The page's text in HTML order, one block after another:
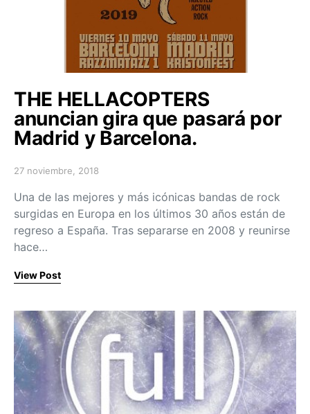
THE HELLACOPTERS
anuncian gira que pasará por
Madrid y Barcelona.
Posted on
27 noviembre, 2018
Una de las mejores y más icónicas bandas de rock
surgidas en Europa en los últimos 30 años están de
regreso a España. Tras separarse en 2008 y reunirse
hace…
View Post